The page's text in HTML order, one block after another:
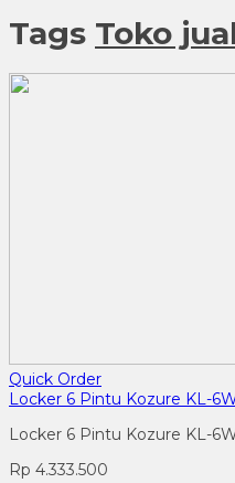
Tags Toko
Quick Order
Locker 6 Pintu Kozure KL-
Locker 6 Pintu Kozure KL-
Rp 4.333.500